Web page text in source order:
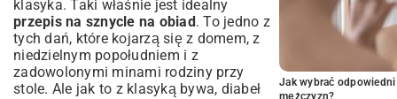
klasyka. Taki właśnie jest idealny
przepis na sznycle na obiad. To jedno z
tych dań, które kojarzą się z domem, z
niedzielnym popołudniem i z
zadowolonymi minami rodziny przy
stole. Ale jak to z klasyką bywa, diabeł
Jak wybrać
mężczyzn?